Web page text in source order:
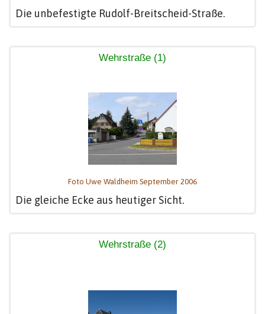
Die unbefestigte Rudolf-Breitscheid-Straße.
Wehrstraße (1)
Foto Uwe Waldheim September 2006
Die gleiche Ecke aus heutiger Sicht.
Wehrstraße (2)